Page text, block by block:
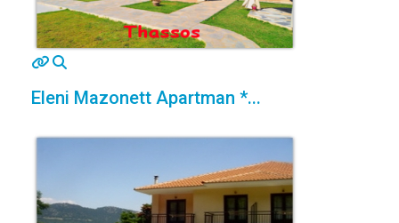
MOD_JTCS_VIEW_ARTICLE_LINK
Eleni Mazonett Apartman *...